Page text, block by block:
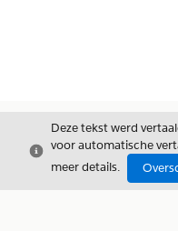
Sluiten
Deze tekst werd
voor automatische
meer details.